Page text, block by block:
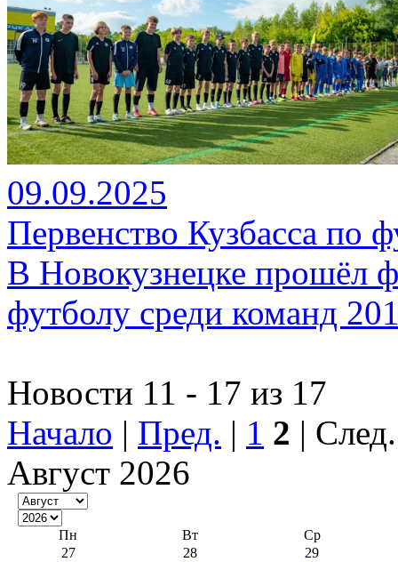
09.09.2025
Первенство Кузбасса по
В Новокузнецке прошёл
футболу среди команд
Новости 11 - 17 из 17
Начало | Пред. | 1 2 |
Август 2026
Пн Вт
Ср
27
28
29